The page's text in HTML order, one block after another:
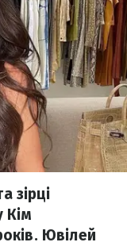
зірці
Кім
Ювілей